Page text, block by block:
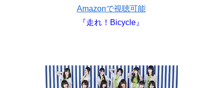
Amazonで視聴可能
『走れ！Bicycle』